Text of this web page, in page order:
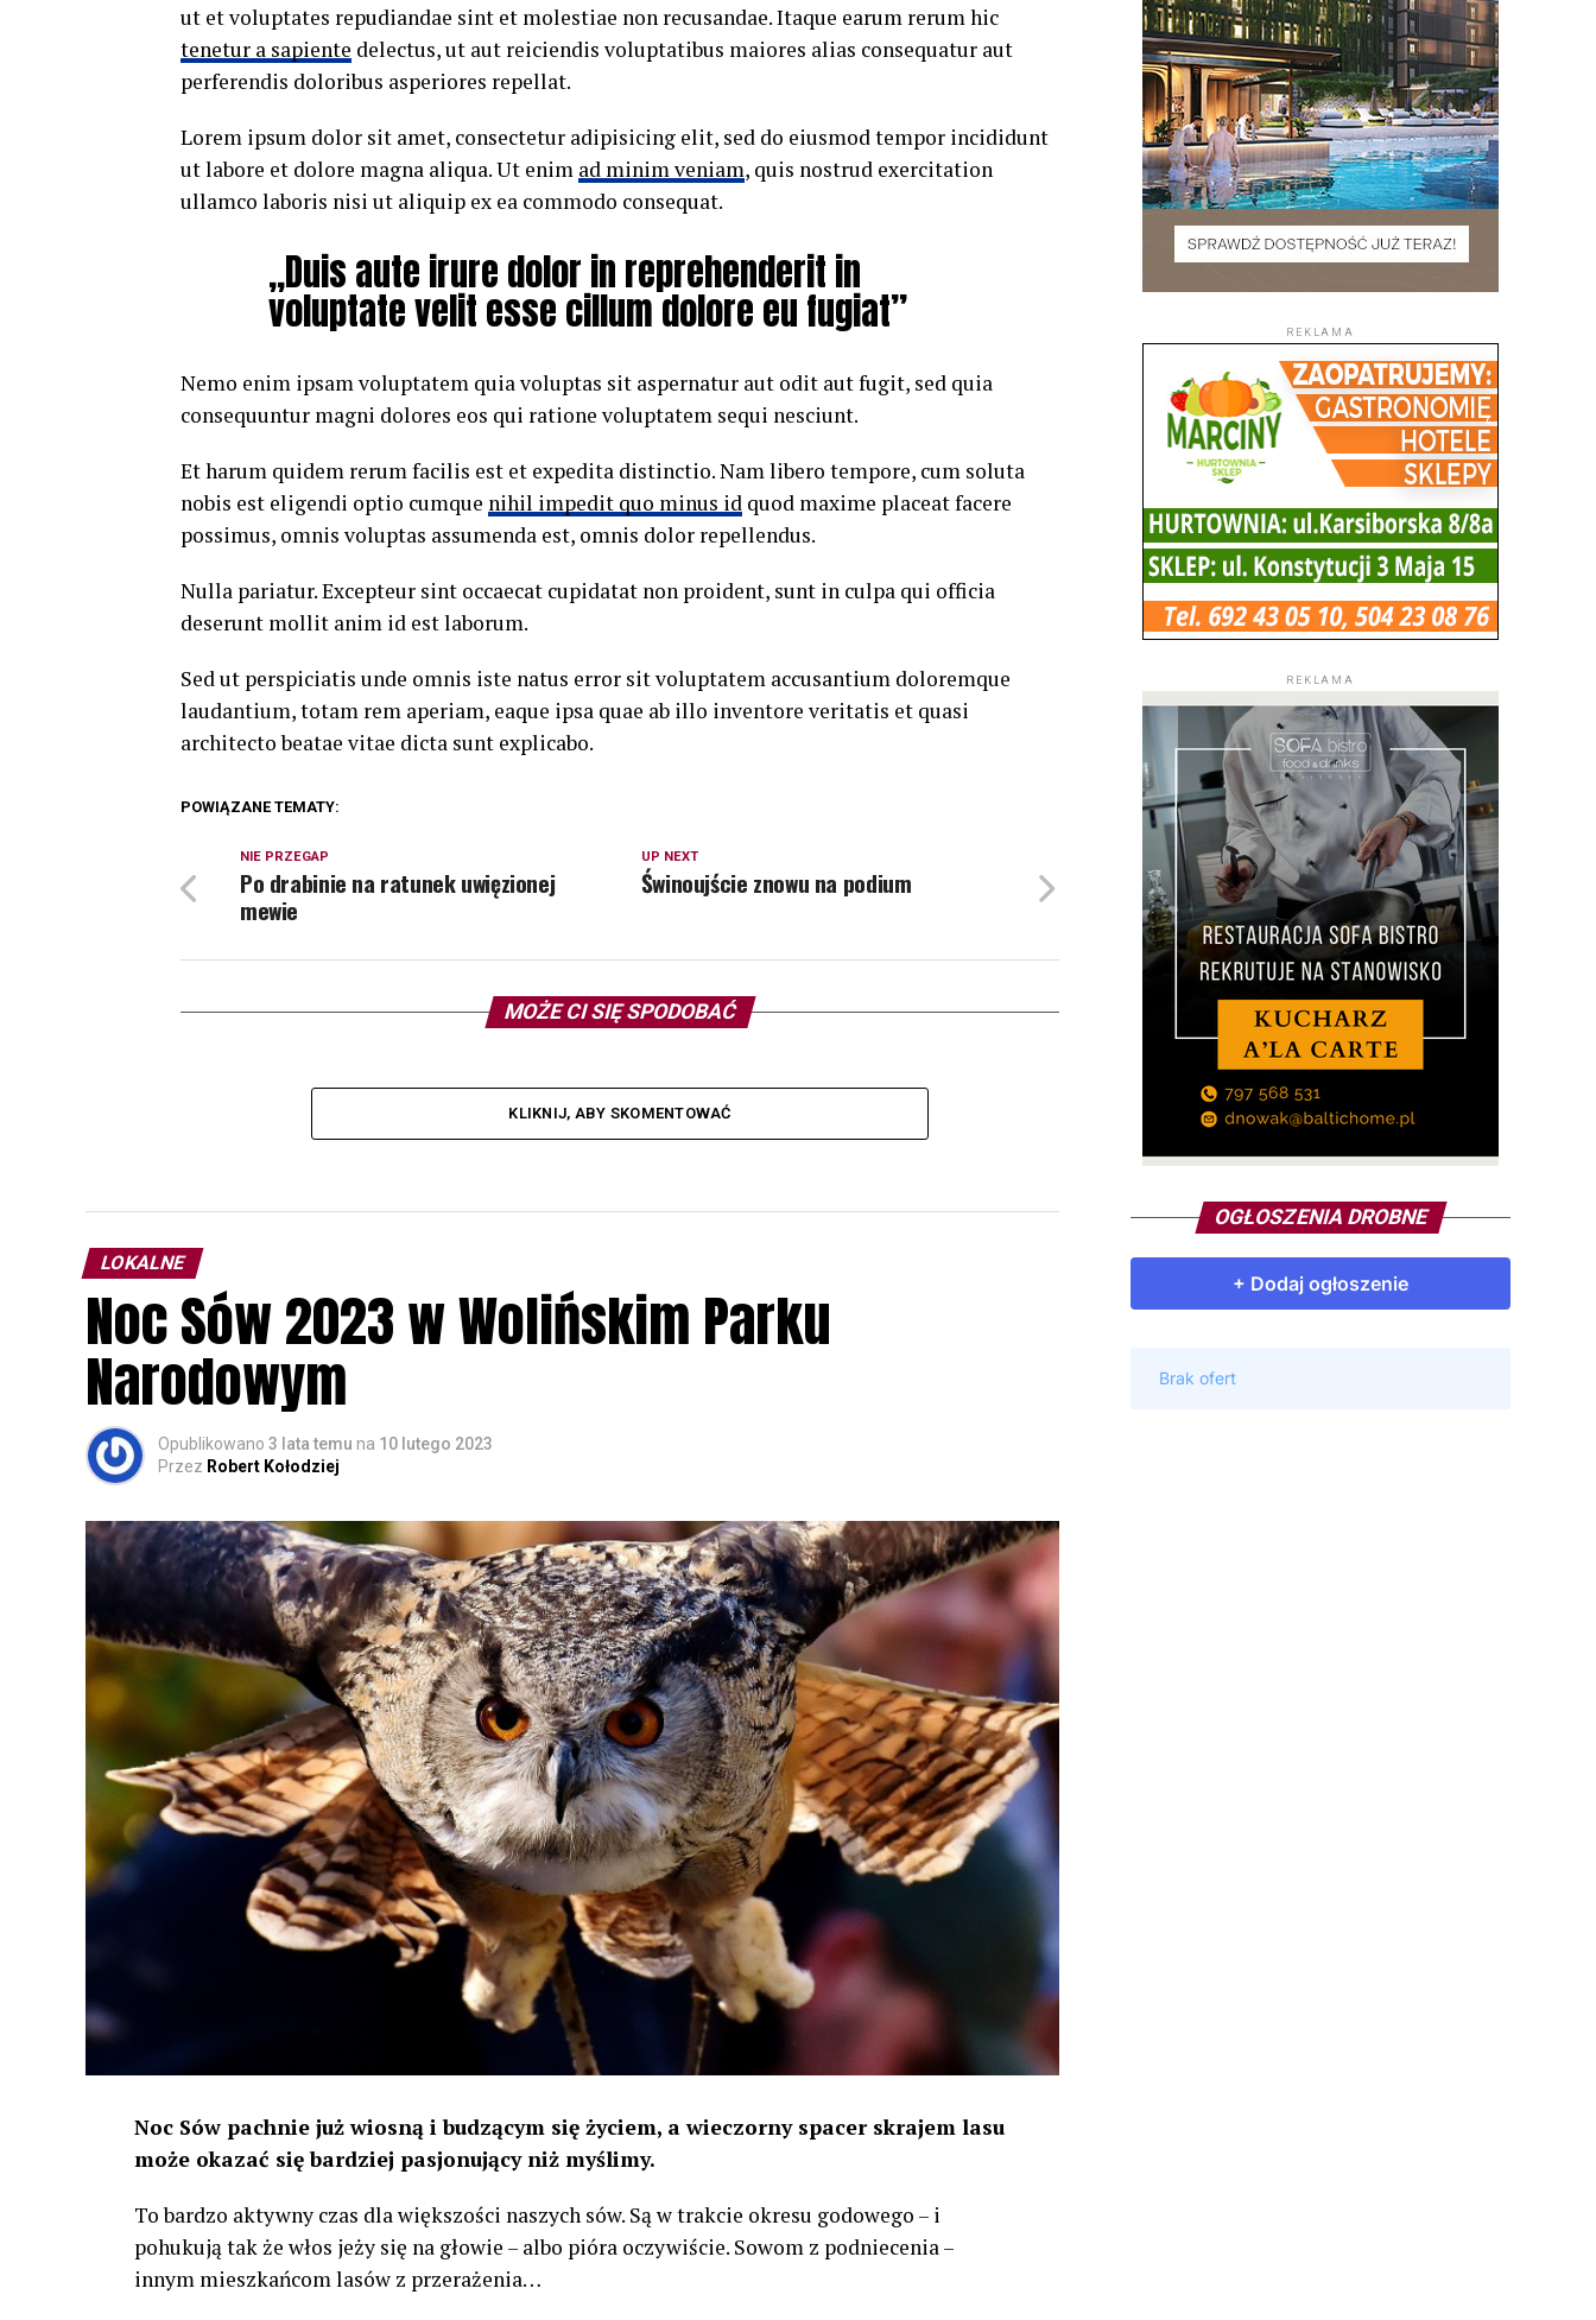
ut et voluptates repudiandae sint et molestiae non recusandae. Itaque earum rerum hic
tenetur a sapiente delectus, ut aut reiciendis voluptatibus maiores alias consequatur aut
perferendis doloribus asperiores repellat.
Lorem ipsum dolor sit amet, consectetur adipisicing elit, sed do eiusmod tempor incididunt
ut labore et dolore magna aliqua. Ut enim ad minim veniam, quis nostrud exercitation
ullamco laboris nisi ut aliquip ex ea commodo consequat.
„Duis aute irure dolor in reprehenderit in
voluptate velit esse cillum dolore eu fugiat”
Nemo enim ipsam voluptatem quia voluptas sit aspernatur aut odit aut fugit, sed quia
consequuntur magni dolores eos qui ratione voluptatem sequi nesciunt.
Et harum quidem rerum facilis est et expedita distinctio. Nam libero tempore, cum soluta
nobis est eligendi optio cumque nihil impedit quo minus id quod maxime placeat facere
possimus, omnis voluptas assumenda est, omnis dolor repellendus.
Nulla pariatur. Excepteur sint occaecat cupidatat non proident, sunt in culpa qui officia
deserunt mollit anim id est laborum.
Sed ut perspiciatis unde omnis iste natus error sit voluptatem accusantium doloremque
laudantium, totam rem aperiam, eaque ipsa quae ab illo inventore veritatis et quasi
architecto beatae vitae dicta sunt explicabo.
POWIĄZANE TEMATY:
UP NEXT
Świnoujście znowu na podium
NIE PRZEGAP
Po drabinie na ratunek uwięzionej
mewie
MOŻE CI SIĘ SPODOBAĆ
KLIKNIJ, ABY SKOMENTOWAĆ
LOKALNE
Noc Sów 2023 w Wolińskim Parku
Narodowym
Opublikowano 3 lata temu na 10 lutego 2023
Przez Robert Kołodziej
Noc Sów pachnie już wiosną i budzącym się życiem, a wieczorny spacer skrajem lasu
może okazać się bardziej pasjonujący niż myślimy.
To bardzo aktywny czas dla większości naszych sów. Są w trakcie okresu godowego – i
pohukują tak że włos jeży się na głowie – albo pióra oczywiście. Sowom z podniecenia –
innym mieszkańcom lasów z przerażenia…
REKLAMA
REKLAMA
OGŁOSZENIA DROBNE